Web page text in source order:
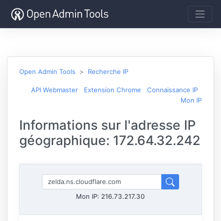
Open Admin Tools Recherche IP
API Webmaster Extension Chrome
Connaissance IP
Mon IP
Informations sur l'adresse IP
géographique: 172.64.32.242
Mon IP: 216.73.217.30